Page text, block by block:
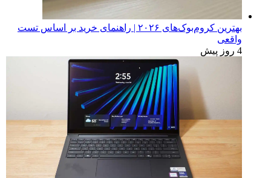
بهترین کروم‌بوک‌های ۲۰۲۶ | راهنمای خرید بر اساس تست
واقعی
4 روز پیش